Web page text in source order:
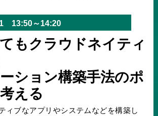
1 13:50～14:20
もクラウドネイティ
ション構築手法のポ
える
ィブなアプリやシステムなどを構築し